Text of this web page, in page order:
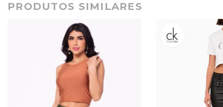
PRODUTOS SIMILARES